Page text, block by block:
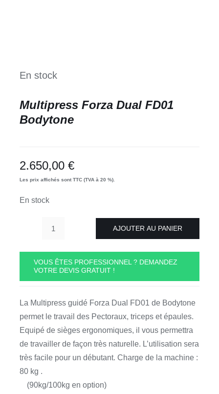
En stock
Multipress Forza Dual FD01
Bodytone
2.650,00 €
Les prix affichés sont TTC (TVA à 20 %).
En stock
quantité
Multipress
Forza
AJOUTER AU PANIER
VOUS ÊTES PROFESSIONNEL ? DEMANDEZ
VOTRE DEVIS GRATUIT !
La Multipress guidé Forza Dual FD01 de Bodytone
permet le travail des Pectoraux, triceps et épaules.
Equipé de sièges ergonomiques, il vous permettra
de travailler de façon très naturelle. L’utilisation sera
très facile pour un débutant. Charge de la machine :
80 kg
(90kg/100kg en option)
.